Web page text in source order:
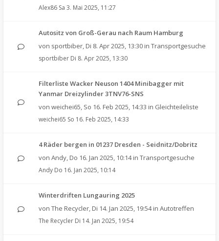
Alex86 Sa 3. Mai 2025, 11:27
Autositz von Groß-Gerau nach Raum Hamburg
von sportbiber, Di 8. Apr 2025, 13:30 in Transportgesuche
sportbiber Di 8. Apr 2025, 13:30
Filterliste Wacker Neuson 1404 Minibagger mit
Yanmar Dreizylinder 3TNV76-SNS
von weichei65, So 16. Feb 2025, 14:33 in Gleichteileliste
weichei65 So 16. Feb 2025, 14:33
4 Räder bergen in 01237 Dresden - Seidnitz/Dobritz
von Andy, Do 16. Jan 2025, 10:14in Transportgesuche
Andy Do 16. Jan 2025, 10:14
Winterdriften Lungauring 2025
von The Recycler, Di 14. Jan 2025, 19:54in Autotreffen
The Recycler Di 14. Jan 2025, 19:54